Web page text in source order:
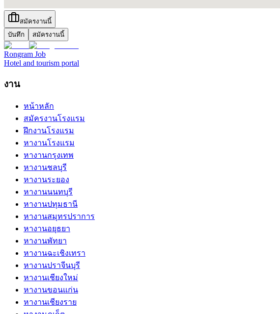
สมัครงานนี้
บันทึก
สมัครงานนี้
Rongram Job
Hotel and tourism portal
งาน
หน้าหลัก
สมัครงานโรงแรม
ฝึกงานโรงแรม
หางานโรงแรม
หางานกรุงเทพ
หางานชลบุรี
หางานระยอง
หางานนนทบุรี
หางานปทุมธานี
หางานสมุทรปราการ
หางานอยุธยา
หางานพัทยา
หางานฉะเชิงเทรา
หางานปราจีนบุรี
หางานเชียงใหม่
หางานขอนแก่น
หางานเชียงราย